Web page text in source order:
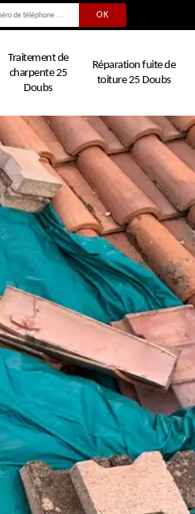
Traitement de
charpente 25
Doubs
Réparation fuite de
toiture 25 Doubs